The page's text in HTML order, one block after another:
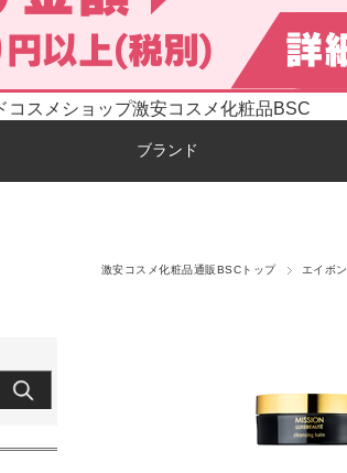
スメショップ激安コスメ化粧品BSC
ブランド
激安コスメ化粧品通販BSCトップ エイボン